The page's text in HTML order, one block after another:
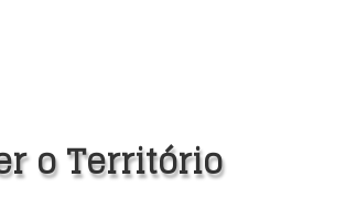
o Território